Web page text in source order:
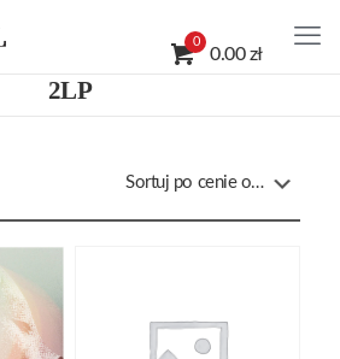
0
0.00 zł
2LP